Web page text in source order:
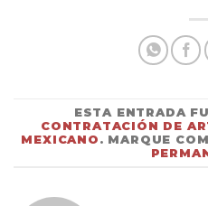
ESTA ENTRADA
CONTRATACIÓN DE
MEXICANO . MARQUE